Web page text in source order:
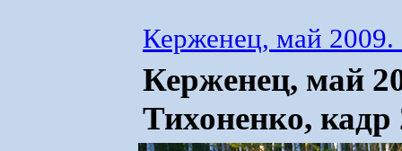
Керженец, май
Керженец, май
Тихоненко, кадр